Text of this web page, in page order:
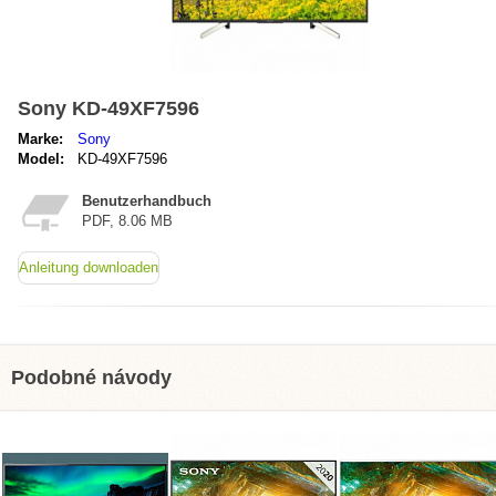
Sony KD-49XF7596
Marke:
Sony
Model:
KD-49XF7596
Benutzerhandbuch
PDF, 8.06 MB
Anleitung downloaden
Podobné návody